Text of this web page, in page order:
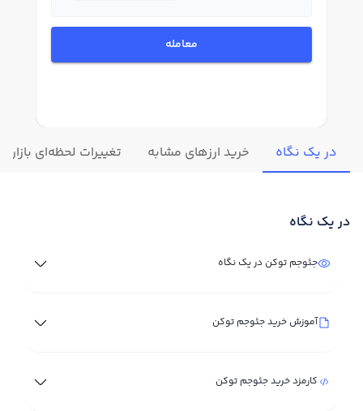
معامله
در یک نگاه خرید ارزهای مشابه تغییرات لحظه‌ای
در یک نگاه
جئوجم توکن در یک نگاه
آموزش خرید جئوجم توکن
کارمزد خرید جئوجم توکن